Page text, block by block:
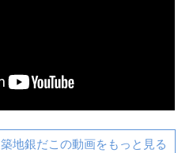
築地銀だこの動画をもっと見る